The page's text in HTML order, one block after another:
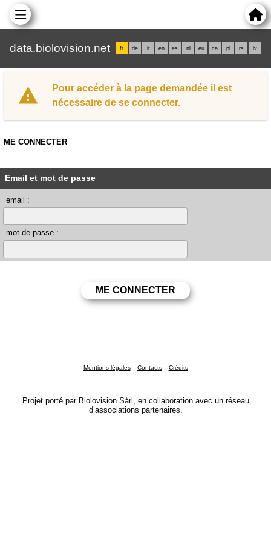
data.biolovision.net fr de it en es nl eu ca pl rs lv
Pour accéder à la page demandée il est
nécessaire de se connecter.
ME CONNECTER
Email et mot de passe
email :
mot de passe :
Mentions légales Contacts Crédits
Projet porté par Biolovision Sàrl, en collaboration avec un réseau
d’associations partenaires.